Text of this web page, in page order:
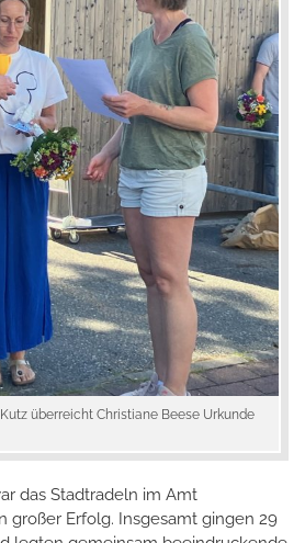
überreicht Christiane Beese Urkunde
das Stadtradeln im Amt
großer Erfolg. Insgesamt gingen 29